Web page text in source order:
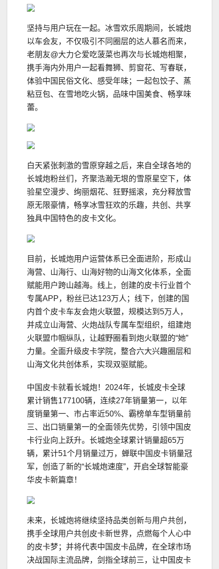
坚持与用户玩在一起。冰雪欢乐周期间，长城炮
以车会友，不仅吸引不同圈层的达人慕名而来，
老朋友@大力仑爱吃菠菜也再次与长城炮相聚，
携手海内外用户一起看舞狮、剪窗花、写春联，
体验中国民俗文化、感受年味；一起包饺子、蒸
粘豆包、在雪地吃火锅，品味中国美食、畅享味
蕾。
白天紧张刺激的雪原穿越之后，来自全球各地的
长城炮粉丝们，齐聚浩瀚无垠的雪原星空下，体
验星空漫步、绚丽烟花、狂野摇滚，充分释放雪
原无限豪情，畅享冰雪狂欢的乐趣，共创、共享
独具中国特色的皮卡文化。
目前，长城炮用户运营体系已全面进阶，形成山
海营、山海行、山海好物的山海文化体系，全面
赋能用户跨山越海。线上，创建的皮卡行业首个
专属APP，粉丝已达123万人；线下，创建的国
内首个皮卡车友会炮火联盟，规模达到5万人，
并成立山海营、火炮战队专属车型组织，组建炮
火联盟巾帼纵队，让越野圈看到炮火联盟的“她”
力量。全面升级皮卡学院，整合六大兴趣圈层和
山海文化共创体系，实现双驱赋能。
中国皮卡就看长城炮！2024年，长城皮卡全球
累计销售177100辆，连续27年销量第一，以年
度销量第一、市占率近50%、霸榜单车型销量前
三、出口销量第一的全面领先优势，引领中国皮
卡行业向上跃升。长城炮全球累计销量超65万
辆，累计51个月销量过万，蝉联中国皮卡销量冠
军，创造了新的“长城炮速度”，开启全球智能豪
华皮卡新篇章！
未来，长城炮将继续坚持品类创新与用户共创，
携手全球用户共创皮卡新世界，点燃每个人心中
的皮卡梦；并将代表中国皮卡品牌，在全球市场
决战国际主流品牌，剑指全球前三，让中国皮卡